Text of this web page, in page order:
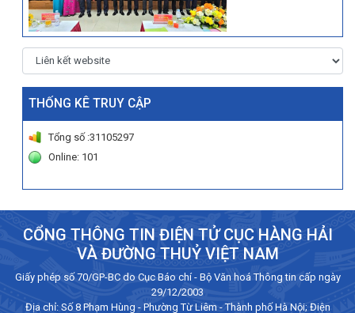
THỐNG KÊ TRUY CẬP
Tổng số :31105297
Online: 101
CỔNG THÔNG TIN ĐIỆN TỬ CỤC HÀNG HẢI
VÀ ĐƯỜNG THUỶ VIỆT NAM
Giấy phép số 70/GP-BC do Cục Báo chí - Bộ Văn hoá Thông tin cấp ngày
29/12/2003
Địa chỉ: Số 8 Phạm Hùng - Phường Từ Liêm - Thành phố Hà Nội; Điện